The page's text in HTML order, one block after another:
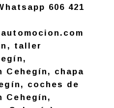
606 421
taller
Cehegín, chapa
coches de
Cehegín,